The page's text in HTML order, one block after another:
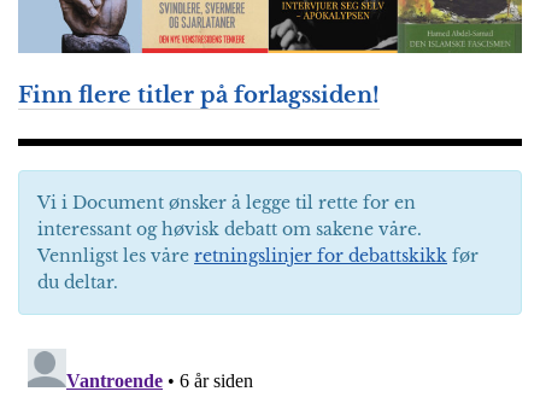
Finn flere titler på forlagssiden!
Vi i Document ønsker å legge til rette for en
interessant og høvisk debatt om sakene våre.
Vennligst les våre retningslinjer for debattskikk før
du deltar.